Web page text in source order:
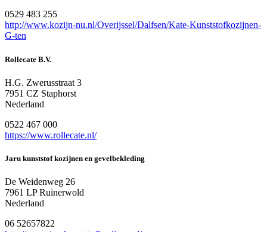
0529 483 255
http://www.kozijn-nu.nl/Overijssel/Dalfsen/Kate-Kunststofkozijnen-
G-ten
Rollecate B.V.
H.G. Zwerusstraat 3
7951 CZ Staphorst
Nederland
0522 467 000
https://www.rollecate.nl/
Jaru kunststof kozijnen en gevelbekleding
De Weidenweg 26
7961 LP Ruinerwold
Nederland
06 52657822